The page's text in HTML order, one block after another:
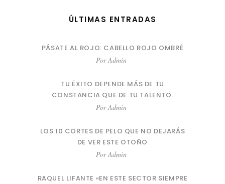
ÚLTIMAS ENTRADAS
PÁSATE AL ROJO: CABELLO ROJO OMBRÉ
PorAdmin
TU ÉXITO DEPENDE MÁS DE TU
CONSTANCIA QUE DE TU TALENTO.
PorAdmin
LOS 10 CORTES DE PELO QUE NO DEJARÁS
DE VER ESTE OTOÑO
PorAdmin
RAQUEL LIFANTE «EN ESTE SECTOR SIEMPRE